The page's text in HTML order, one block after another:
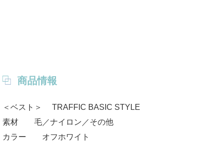
商品情報
＜ベスト＞ TRAFFIC BASIC STYLE
素材 毛／ナイロン／その他
カラー オフホワイト